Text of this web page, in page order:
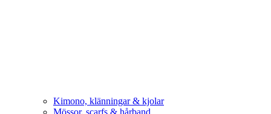
Kimono, klänningar & kjolar